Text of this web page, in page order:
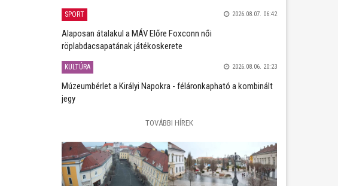
SPORT 2026.08.07. 06:42
Alaposan átalakul a MÁV Előre Foxconn női
röplabdacsapatának játékoskerete
KULTÚRA 2026.08.06. 20:23
Múzeumbérlet a Királyi Napokra - féláronkapható a kombinált
jegy
TOVÁBBI HÍREK